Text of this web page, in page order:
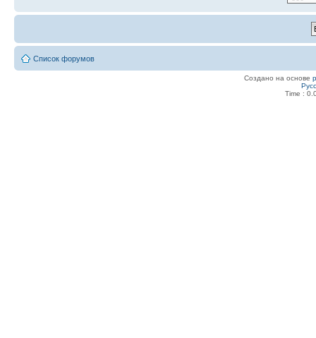
Список форумов
Создано на основе
Time :